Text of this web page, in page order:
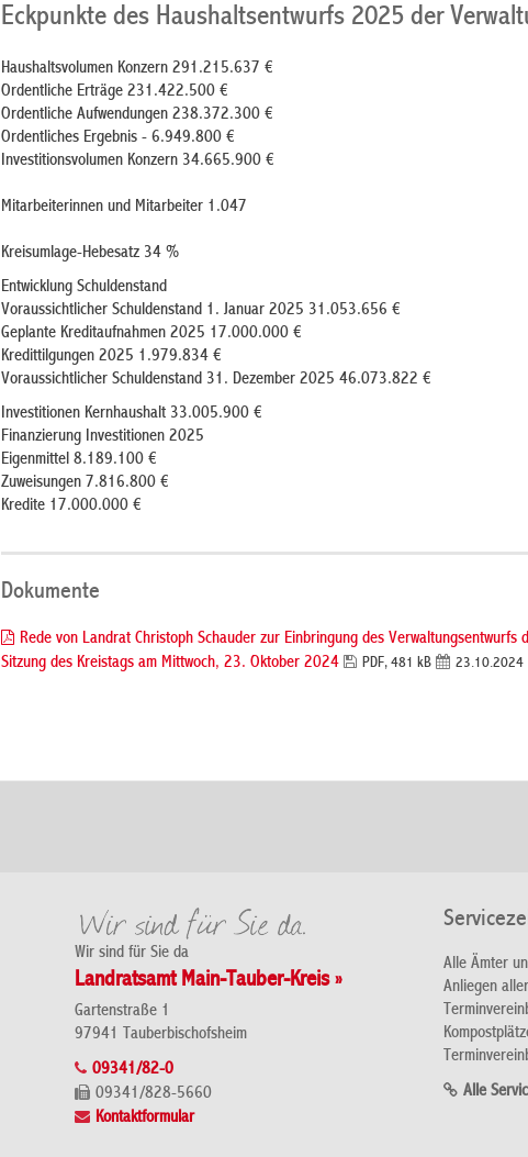
Eckpunkte des Haushaltsentwurfs 2025 der
Haushaltsvolumen Konzern 291.215.637 €
Ordentliche Erträge 231.422.500 €
Ordentliche Aufwendungen 238.372.300 €
Ordentliches Ergebnis - 6.949.800 €
Investitionsvolumen Konzern 34.665.900 €
Mitarbeiterinnen und Mitarbeiter 1.047
Kreisumlage-Hebesatz 34 %
Entwicklung Schuldenstand
Voraussichtlicher Schuldenstand 1. Januar 2025 31.053.656 €
Geplante Kreditaufnahmen 2025 17.000.000 €
Kredittilgungen 2025 1.979.834 €
Voraussichtlicher Schuldenstand 31. Dezember 2025 46.073.822 €
Investitionen Kernhaushalt 33.005.900 €
Finanzierung Investitionen 2025
Eigenmittel 8.189.100 €
Zuweisungen 7.816.800 €
Kredite 17.000.000 €
Dokumente
Rede von Landrat Christoph Schauder zur Einbringung des
Sitzung des Kreistags am Mittwoch, 23. Oktober 2024
PDF, 481 kB 23.10.2024
Wir sind für Sie da
Landratsamt Main-Tauber-Kreis »
Gartenstraße 1
97941 Tauberbischofsheim
09341/82-0
09341/828-5660
Kontaktformular
Alle Ämter
Anliegen
Alle